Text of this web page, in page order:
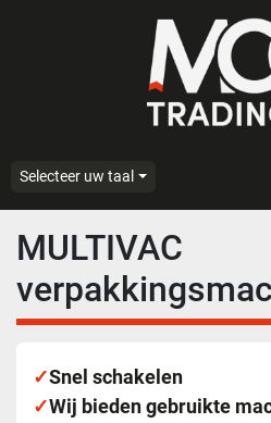
Selecteer uw taal
MULTIVAC
✓Snel schakelen
✓Wij bieden gebruikte